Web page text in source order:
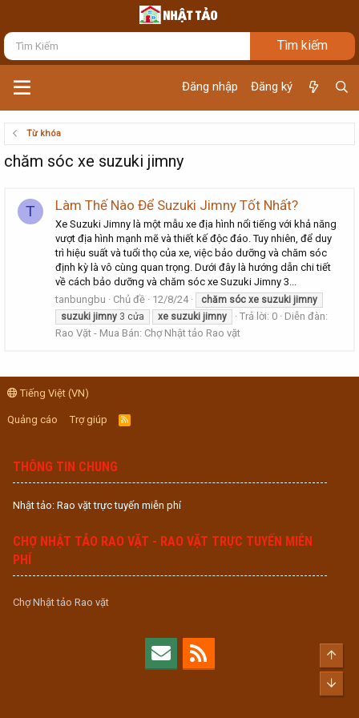
Đăng nhập Đăng ký
Từ khóa
chăm sóc xe suzuki jimny
T Làm Thế Nào Để Suzuki Jimny Tốt Nhất?
Xe Suzuki Jimny là một mẫu xe địa hình nổi tiếng với khả năng
vượt địa hình mạnh mẽ và thiết kế độc đáo. Tuy nhiên, để duy
trì hiệu suất và tuổi thọ của xe, việc bảo dưỡng và chăm sóc
định kỳ là vô cùng quan trọng. Dưới đây là hướng dẫn chi tiết
về cách bảo dưỡng và chăm sóc xe Suzuki Jimny 3...
tanbungbu
Chủ đề 12/8/24 chăm sóc xe suzuki jimny
suzuki jimny 3 cửa xe suzuki jimny Trả lời: 0
Diễn đàn:
Rao Vặt - Mua Bán: Chợ Nhật tảo Rao vặt
Tiếng Việt (VN)
Quảng cáo Trợ giúp
R
S
THÔNG TIN CHUNG
Nhật tảo: Rao vặt trực tuyến miễn phí
CHỢ NHẬT TẢO RAO VẶT - RAO VẶT TRỰC TUYẾN MIỄN
PHÍ
Chợ Nhật tảo Rao vặt
Top